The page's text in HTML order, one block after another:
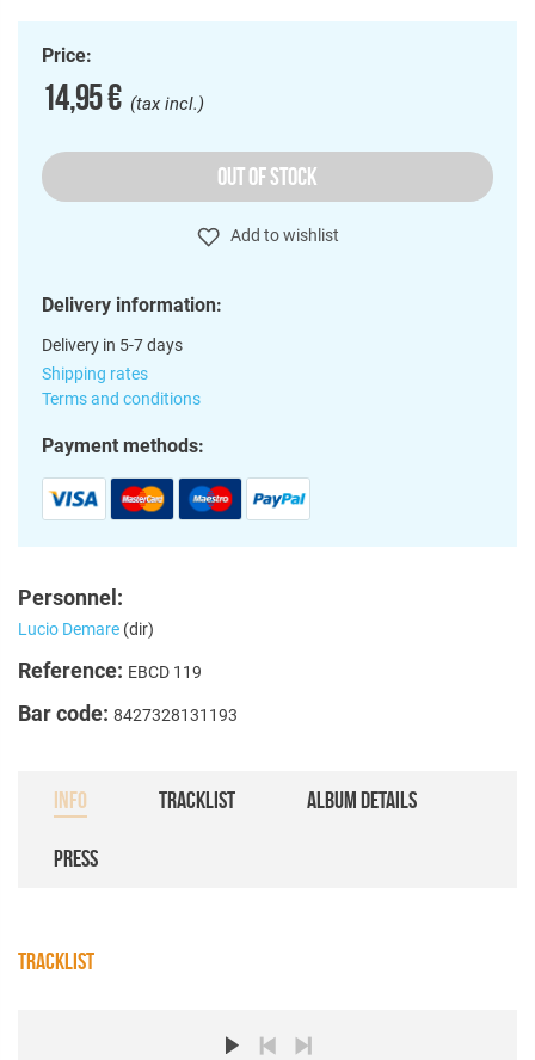
Price:
14,95 €(tax incl.)
OUT OF STOCK
Add to wishlist
Delivery information:
Delivery in 5-7 days
Shipping rates
Terms and conditions
Payment methods:
Personnel:
Lucio Demare (dir)
Reference: EBCD 119
Bar code: 8427328131193
INFO TRACKLIST ALBUM DETAILS
PRESS
TRACKLIST